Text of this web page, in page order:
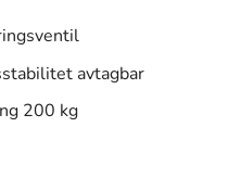
avtagbar
200 kg